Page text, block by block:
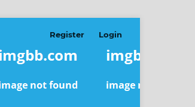
Register Login